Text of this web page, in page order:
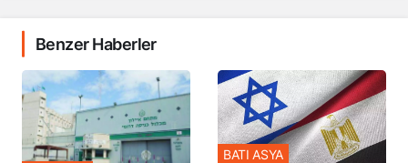
Benzer Haberler
BATI ASYA